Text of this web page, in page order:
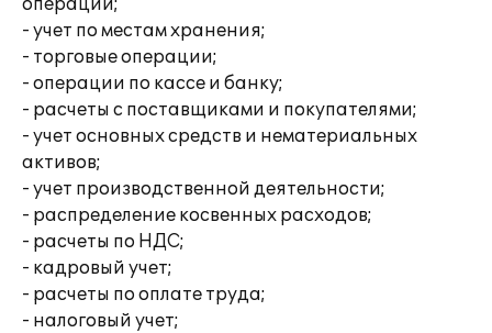
операций;
- учет по местам хранения;
- торговые операции;
- операции по кассе и банку;
- расчеты с поставщиками и покупателями;
- учет основных средств и нематериальных
активов;
- учет производственной деятельности;
- распределение косвенных расходов;
- расчеты по НДС;
- кадровый учет;
- расчеты по оплате труда;
- налоговый учет;